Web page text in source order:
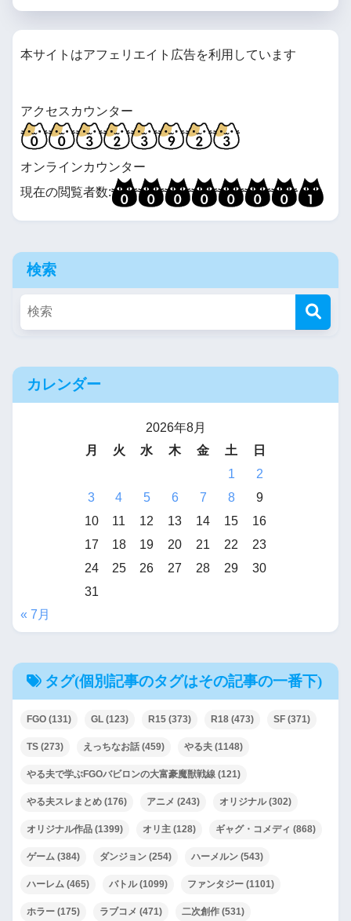
本サイトはアフェリエイト広告を利用しています
アクセスカウンター
オンラインカウンター
現在の閲覧者数:
検索
カレンダー
2026年8月
月
火 水 木 金 土
日
1
2
3
4 5 6 7 8
9
10
11 12 13 14 15
16
17
18 19 20 21 22
23
24
25 26 27 28 29
30
31
« 7月
タグ(個別記事のタグはその記事の一番下)
FGO (131) GL (123) R15 (373) R18 (473) SF (371)
TS (273) えっちなお話 (459) やる夫 (1148)
やる夫で学ぶFGOバビロンの大富豪魔獣戦線 (121)
やる夫スレまとめ (176) アニメ (243) オリジナル(302)
オリジナル作品 (1399) オリ主 (128) ギャグ・コメディ (868)
ゲーム (384) ダンジョン (254) ハーメルン (543)
ハーレム (465) バトル(1099) ファンタジー (1101)
ホラー (175) ラブコメ (471) 二次創作 (531)